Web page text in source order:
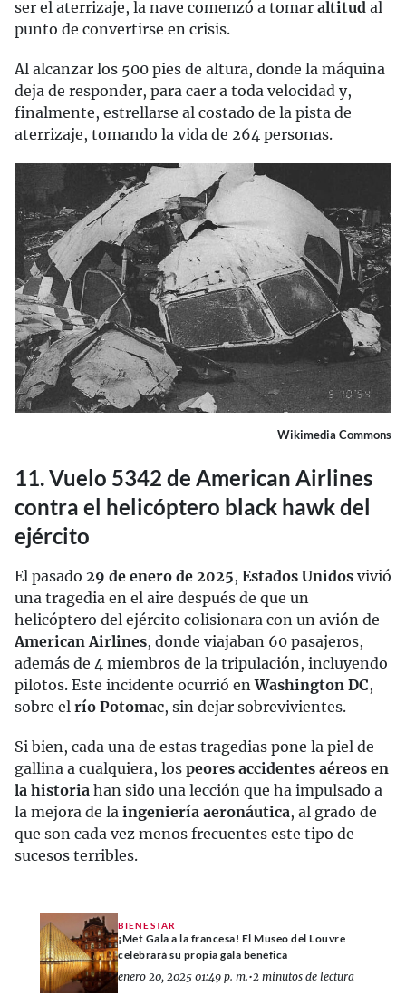
ser el aterrizaje, la nave comenzó a tomar altitud al
punto de convertirse en crisis.
Al alcanzar los 500 pies de altura, donde la máquina
deja de responder, para caer a toda velocidad y,
finalmente, estrellarse al costado de la pista de
aterrizaje, tomando la vida de 264 personas.
Wikimedia Commons
11. Vuelo 5342 de American Airlines
contra el helicóptero black hawk del
ejército
El pasado 29 de enero de 2025, Estados Unidos vivió
una tragedia en el aire después de que un
helicóptero del ejército colisionara con un avión de
American Airlines, donde viajaban 60 pasajeros,
además de 4 miembros de la tripulación, incluyendo
pilotos. Este incidente ocurrió enWashington DC,
sobre el río Potomac, sin dejar sobrevivientes.
Si bien, cada una de estas tragedias pone la piel de
gallina a cualquiera, los peores accidentes aéreos en
la historia han sido una lección que ha impulsado a
la mejora de la ingeniería aeronáutica, al grado de
que son cada vez menos frecuentes este tipo de
sucesos terribles.
BIENESTAR
¡Met Gala a la francesa! El Museo del Louvre
celebrará su propia gala benéfica
enero 20, 2025 01:49 p. m.•2 minutos de lectura